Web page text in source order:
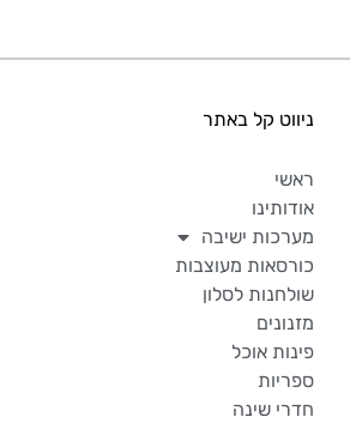
ניווט קל באתר
ראשי
אודותינו
מערכות ישיבה
כורסאות מעוצבות
שולחנות לסלון
מזנונים
פינות אוכל
ספריות
חדרי שינה